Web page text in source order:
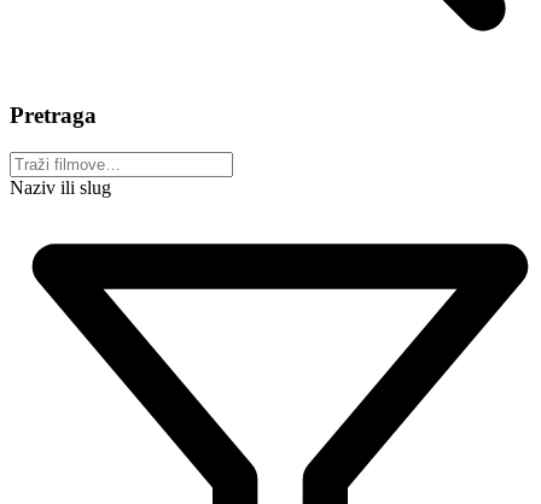
Pretraga
Naziv ili slug